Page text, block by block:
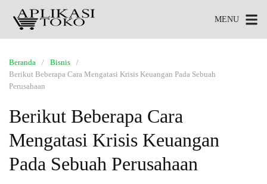
MENU
Beranda
Bisnis
Berikut Beberapa Cara Mengatasi Krisis Keuangan Pada Sebuah
Perusahaan
Berikut Beberapa Cara
Mengatasi Krisis Keuangan
Pada Sebuah Perusahaan